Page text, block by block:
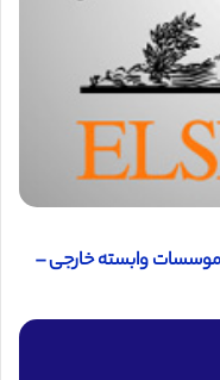
موسسات وابسته خارجی –